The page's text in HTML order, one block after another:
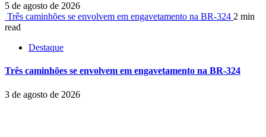
5 de agosto de 2026
Três caminhões se envolvem em engavetamento na BR-324 2 min
read
Destaque
Três caminhões se envolvem em engavetamento na BR-324
3 de agosto de 2026